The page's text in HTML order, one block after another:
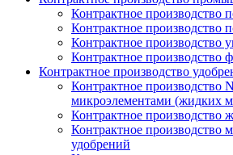
Контрактное производство
Контрактное производство
Контрактное производство
Контрактное производство
Контрактное производство
Контрактное производство
микроэлементами (жидких
Контрактное производство
Контрактное производство
удобрений